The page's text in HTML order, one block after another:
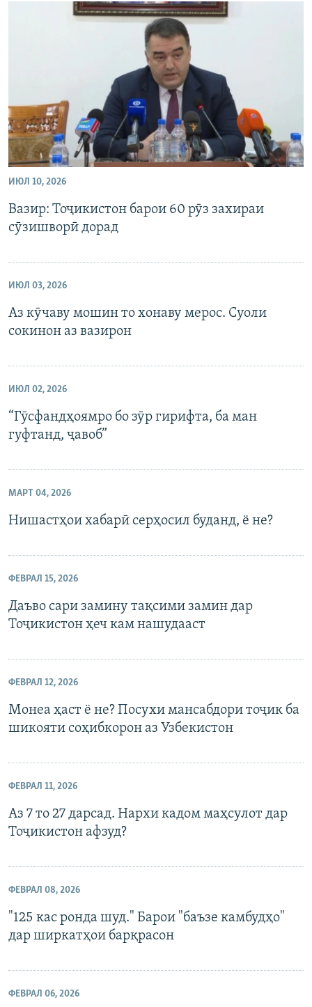
ИЮЛ 10, 2026
Вазир: Тоҷикистон барои 60 рӯз захираи
сӯзишворӣ дорад
ИЮЛ 03, 2026
Аз кӯчаву мошин то хонаву мерос. Суоли
сокинон аз вазирон
ИЮЛ 02, 2026
“Гӯсфандҳоямро бо зӯр гирифта, ба ман
гуфтанд, ҷавоб”
МАРТ 04, 2026
Нишастҳои хабарӣ серҳосил буданд, ё не?
ФЕВРАЛ 15, 2026
Даъво сари замину тақсими замин дар
Тоҷикистон ҳеч кам нашудааст
ФЕВРАЛ 12, 2026
Монеа ҳаст ё не? Посухи мансабдори тоҷик ба
шикояти соҳибкорон аз Узбекистон
ФЕВРАЛ 11, 2026
Аз 7 то 27 дарсад. Нархи кадом маҳсулот дар
Тоҷикистон афзуд?
ФЕВРАЛ 08, 2026
"125 кас ронда шуд." Барои "баъзе камбудҳо"
дар ширкатҳои барқрасон
ФЕВРАЛ 06, 2026